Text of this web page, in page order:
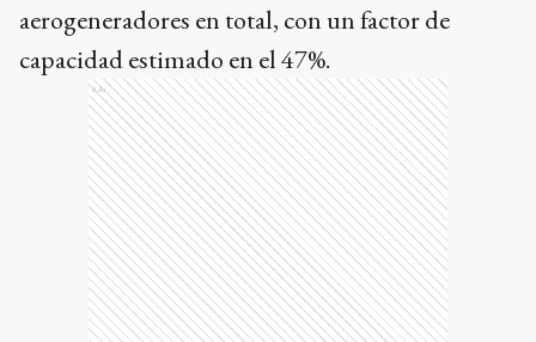
aerogeneradores en total, con un factor de
capacidad estimado en el 47%.
Ads